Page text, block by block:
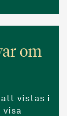
om
vistas i
visa